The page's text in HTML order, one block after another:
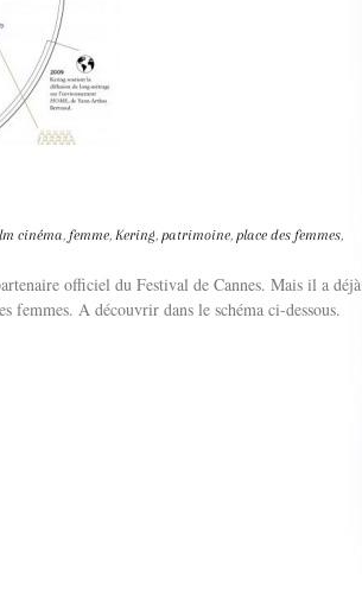
cinéma, femme, Kering, patrimoine, place des femmes,
officiel du Festival de Cannes. Mais il a déjà
femmes. A découvrir dans le schéma ci-dessous.